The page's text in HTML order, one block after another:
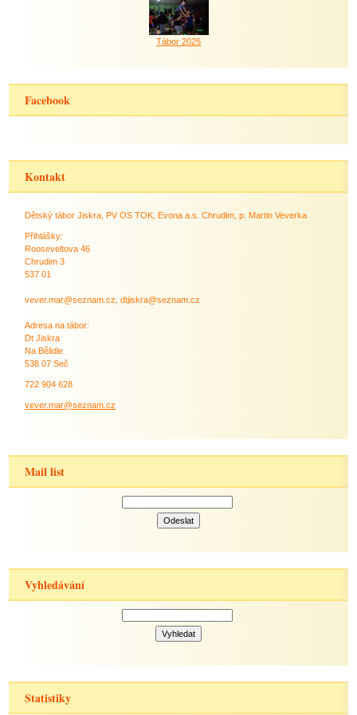
Tábor 2025
Facebook
Kontakt
Dětský tábor Jiskra, PV OS TOK, Evona a.s. Chrudim, p. Martin Veverka
Přihlášky:
Rooseveltova 46
Chrudim 3
537 01
vever.mar@seznam.cz, dtjiskra@seznam.cz
Adresa na tábor:
Dt Jiskra
Na Bělidle
538 07 Seč
722 904 628
vever.mar@seznam.cz
Mail list
Vyhledávání
Statistiky